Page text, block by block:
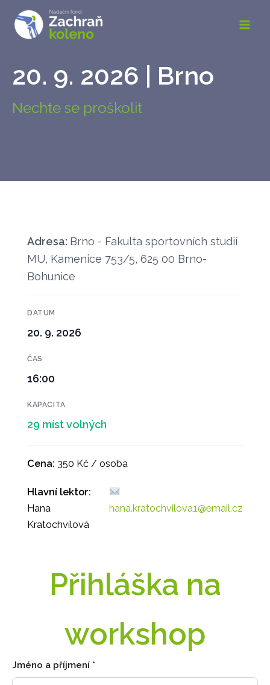
Přeskočit
obsah
20. 9. 2026 | Brno
Nechte se proškolit
Adresa: Brno - Fakulta sportovních studií
MU, Kamenice 753/5, 625 00 Brno-
Bohunice
DATUM
20. 9. 2026
ČAS
16:00
KAPACITA
29 míst volných
Cena: 350 Kč / osoba
Hlavní lektor:
Hana
Kratochvílová
hana.kratochvilova1@email.cz
Přihláška na
workshop
Jméno a příjmení *